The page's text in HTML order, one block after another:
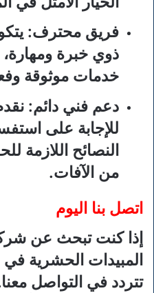
فريق محترف:
ذوي خبرة
خدمات موثوقة
دعم فني دائم:
للإجابة على
النصائح اللازمة
من الآفات.
اتصل بنا اليوم
إذا كنت تبحث عن
المبيدات الحشرية في
تتردد في التواصل